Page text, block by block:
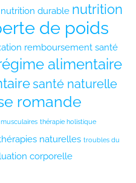
nutrition durable nutrition
de poids
remboursement santé
alimentaire
santé naturelle
romande
thérapie holistique
naturelles troubles du
corporelle